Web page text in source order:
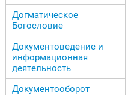
Догматическое
Богословие
Документоведение и
информационная
деятельность
Документооборот